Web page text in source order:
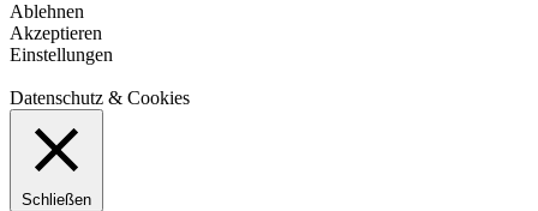
Ablehnen
Akzeptieren
Einstellungen
Datenschutz & Cookies
Schließen